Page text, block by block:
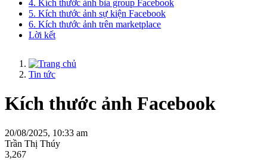
4. Kích thước ảnh bìa group Facebook
5. Kích thước ảnh sự kiện Facebook
6. Kích thước ảnh trên marketplace
Lời kết
Tin tức
Kích thước ảnh Facebook
20/08/2025, 10:33 am
Trần Thị Thúy
3,267